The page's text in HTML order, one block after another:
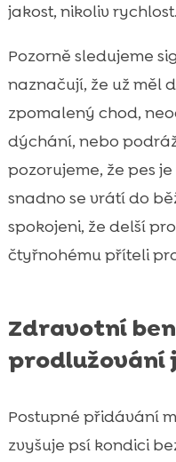
jakost, nikoliv rychlost.
Pozorně sledujeme
naznačují, že už měl
zpomalený chod,
dýchání, nebo
pozorujeme, že pes
snadno se vrátí do
spokojeni, že delší
čtyřnohému příteli
Zdravotní
prodlužování
Postupné přidávání
zvyšuje psí kondici